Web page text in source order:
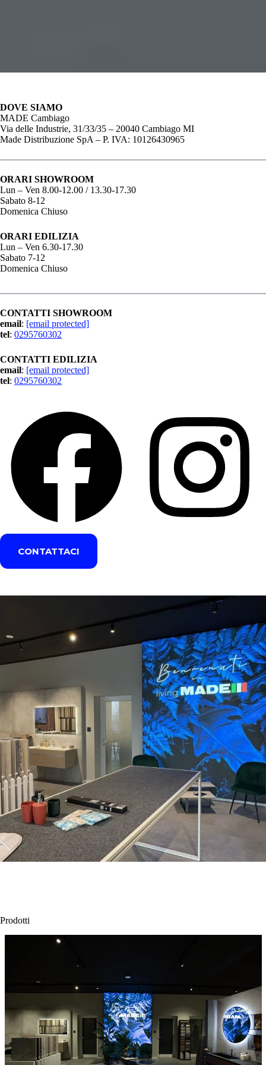
DOVE SIAMO
MADE Cambiago
Via delle Industrie, 31/33/35 – 20040 Cambiago MI
Made Distribuzione SpA – P. IVA: 10126430965
ORARI SHOWROOM
Lun – Ven 8.00-12.00 / 13.30-17.30
Sabato 8-12
Domenica Chiuso
ORARI EDILIZIA
Lun – Ven 6.30-17.30
Sabato 7-12
Domenica Chiuso
CONTATTI SHOWROOM
email: [email protected]
tel: 0295760302
CONTATTI EDILIZIA
email: [email protected]
tel: 0295760302
CONTATTACI
Prodotti